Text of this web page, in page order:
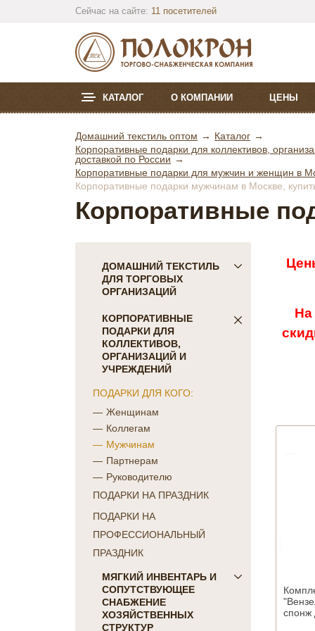
Сейчас на сайте: 11 посетителей
КАТАЛОГ О КОМПАНИИ ЦЕНЫ
Домашний текстиль оптом
Каталог
Корпоративные подарки для коллективов,
доставкой по России
Корпоративные подарки для мужчин и женщин в
Корпоративные подарки мужчинам в Москве,
Корпоративные
ДОМАШНИЙ ТЕКСТИЛЬ
ДЛЯ ТОРГОВЫХ
ОРГАНИЗАЦИЙ
ПОСТЕЛЬНОЕ БЕЛЬЕ
Детское
КПБ Голд Текс
коллекция Сатин-жаккард
коллекция Сатин "COLORS
OF LIFE"
коллекция Батист
"CAMBRAI"
коллекция Бамбук
коллекция Перкаль
коллекция Поплин
коллекция Сатин-жаккард
набивной
КПБ Фланель
Махровые простыни
Отдельные предметы
постельного белья
КОРПОРАТИВНЫЕ
ПОДАРКИ ДЛЯ
КОЛЛЕКТИВОВ,
ОРГАНИЗАЦИЙ И
УЧРЕЖДЕНИЙ
ПОДАРКИ ДЛЯ КОГО:
Женщинам
Коллегам
Мужчинам
Партнерам
Руководителю
ПОДАРКИ НА ПРАЗДНИК
ПОДАРКИ НА
ПРОФЕССИОНАЛЬНЫЙ
ПРАЗДНИК
МЯГКИЙ ИНВЕНТАРЬ И
СОПУТСТВУЮЩЕЕ
СНАБЖЕНИЕ
ХОЗЯЙСТВЕННЫХ
СТРУКТУР
На
спонж